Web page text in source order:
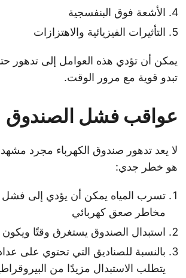
الأشعة فوق البنفسجية
التأثيرات الفيزيائية والاهتزازات
يمكن أن تؤدي هذه العوامل إلى تدهور
تبدو قوية مع مرور الوقت.
عواقب فشل الصندوق
لا يعد تدهور صندوق الكهرباء مجرد
هو خطر جدي:
تسرب المياه يمكن أن يؤدي إلى فشل
مخاطر صعق كهربائي
استبدال الصندوق يستغرق وقتًا ويكون
بالنسبة للصناديق التي تحتوي على
يتطلب الاستبدال مزيدًا من